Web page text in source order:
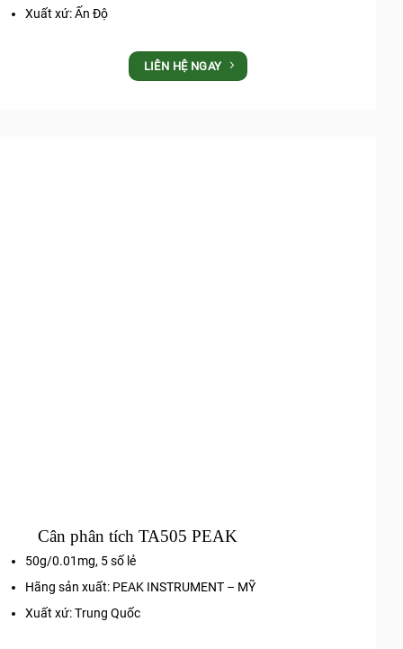
Xuất xứ: Ấn Độ
LIÊN HỆ NGAY
Cân phân tích TA505 PEAK
50g/0.01mg, 5 số lẻ
Hãng sản xuất: PEAK INSTRUMENT – MỸ
Xuất xứ: Trung Quốc